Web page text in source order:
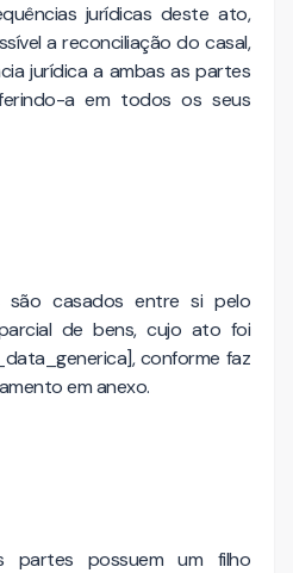
jurídicas deste ato,
a reconciliação do casal,
jurídica a ambas as partes
a em todos os seus
são casados entre si pelo
de bens, cujo ato foi
conforme faz
em anexo.
partes possuem um filho